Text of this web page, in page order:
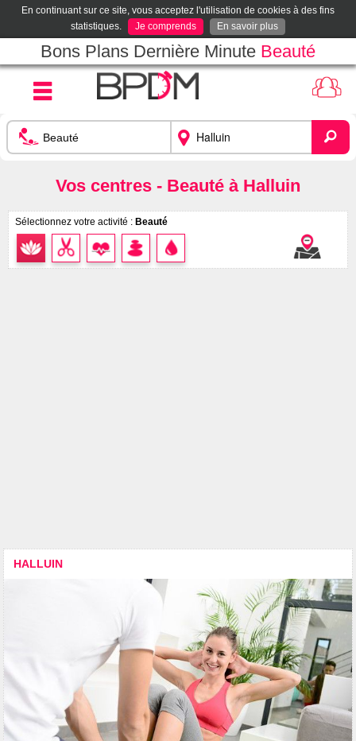
En continuant sur ce site, vous acceptez l'utilisation de cookies à des fins
statistiques.
Je comprends En savoir plus
Bons Plans Dernière Minute Beauté
Vos centres - Beauté à Halluin
Sélectionnez votre activité : Beauté
HALLUIN